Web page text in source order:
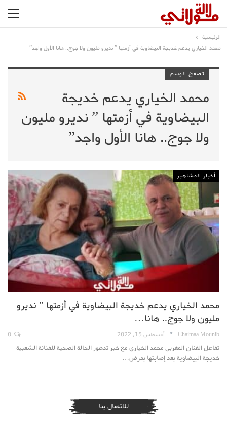
الرئيسية
محمد الخياري يدعم خديجة البيضاوية في أزمتها ” نديرو مليون ولا جوج.. هانا الأول واجد”
تصفح الوسم
محمد الخياري يدعم خديجة
البيضاوية في أزمتها ” نديرو مليون
ولا جوج.. هانا الأول واجد”
أخبار المشاهير
محمد الخياري يدعم خديجة البيضاوية في أزمتها ” نديرو
مليون ولا جوج.. هانا…
Chaimaa Mounib أغسطس 15, 2022
تفاعل الفنان المغربي محمد الخياري مع خبر تدهور الحالة الصحية للفنانة الشعبية
خديجة البيضاوية بعد إصابتها بمرض…
للاتصال بنا